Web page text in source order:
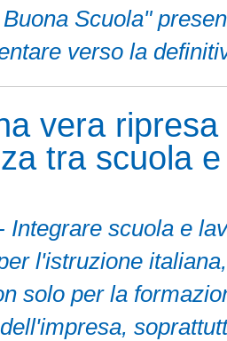
Scuola"
verso la
vera
tra scuola
Integrare scuola e
l'istruzione
solo per la